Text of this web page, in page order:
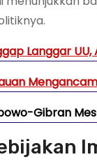
Langgar
Gibran